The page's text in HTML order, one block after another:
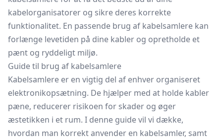
kabelorganisatorer og sikre deres korrekte
funktionalitet. En passende brug af kabelsamlere kan
forlænge levetiden på dine kabler og opretholde et
pænt og ryddeligt miljø.
Guide til brug af kabelsamlere
Kabelsamlere er en vigtig del af enhver organiseret
elektronikopsætning. De hjælper med at holde kabler
pæne, reducerer risikoen for skader og øger
æstetikken i et rum. I denne guide vil vi dække,
hvordan man korrekt anvender en kabelsamler, samt